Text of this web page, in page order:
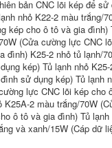
bản CNC lõi kép để
nhỏ K22-2 màu trắng/
kép cho ô tô và gia đình)
(Cửa cường lực CNC
đình) K25-2 nhỏ tủ lạnh/
kép) Tủ lạnh nhỏ
sử dụng kép) Tủ lạnh
lực CNC lõi kép cho
K25A-2 màu trắng/70W
ô tô và gia đình) Tủ
và xanh/15W (Cáp dữ